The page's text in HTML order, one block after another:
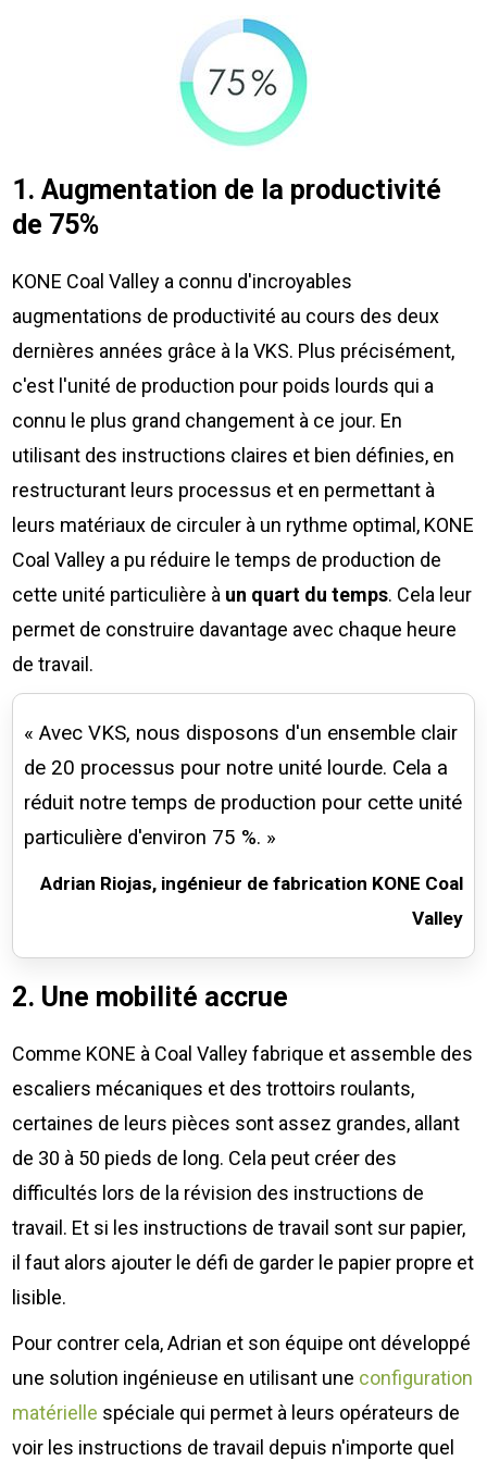
1. Augmentation de la productivité
de 75%
KONE Coal Valley a connu d'incroyables
augmentations de productivité au cours des deux
dernières années grâce à la VKS. Plus précisément,
c'est l'unité de production pour poids lourds qui a
connu le plus grand changement à ce jour. En
utilisant des instructions claires et bien définies, en
restructurant leurs processus et en permettant à
leurs matériaux de circuler à un rythme optimal, KONE
Coal Valley a pu réduire le temps de production de
cette unité particulière à un quart du temps. Cela leur
permet de construire davantage avec chaque heure
de travail.
« Avec VKS, nous disposons d'un ensemble clair
de 20 processus pour notre unité lourde. Cela a
réduit notre temps de production pour cette unité
particulière d'environ 75 %. »
Adrian Riojas, ingénieur de fabrication KONE Coal
Valley
2. Une mobilité accrue
Comme KONE à Coal Valley fabrique et assemble des
escaliers mécaniques et des trottoirs roulants,
certaines de leurs pièces sont assez grandes, allant
de 30 à 50 pieds de long. Cela peut créer des
difficultés lors de la révision des instructions de
travail. Et si les instructions de travail sont sur papier,
il faut alors ajouter le défi de garder le papier propre et
lisible.
Pour contrer cela, Adrian et son équipe ont développé
une solution ingénieuse en utilisant une configuration
matérielle spéciale qui permet à leurs opérateurs de
voir les instructions de travail depuis n'importe quel